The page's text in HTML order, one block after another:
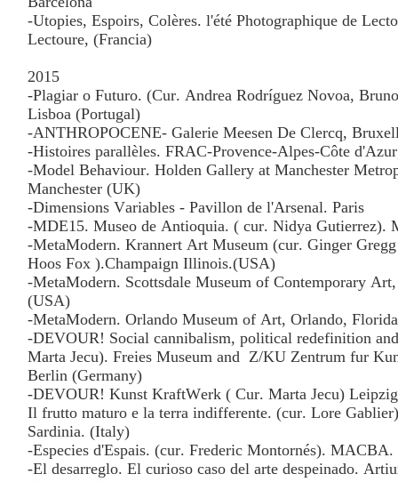
-Utopies, Espoirs, Colères. l'été Photographique de
Lectoure, (Francia)
2015
-Plagiar o Futuro. (Cur. Andrea Rodríguez Novoa,
Lisboa (Portugal)
-ANTHROPOCENE- Galerie Meesen De Clercq,
-Histoires parallèles. FRAC-Provence-Alpes-Côte
-Model Behaviour. Holden Gallery at Manchester
Manchester (UK)
-Dimensions Variables - Pavillon de l'Arsenal. Paris
-MDE15. Museo de Antioquia. ( cur. Nidya Gutierrez).
-MetaModern. Krannert Art Museum (cur. Ginger
Hoos Fox ).Champaign Illinois.(USA)
-MetaModern. Scottsdale Museum of Contemporary
(USA)
-MetaModern. Orlando Museum of Art, Orlando,
-DEVOUR! Social cannibalism, political redefinition
Marta Jecu). Freies Museum and Z/KU Zentrum fur
Berlin (Germany)
-DEVOUR! Kunst KraftWerk ( Cur. Marta Jecu)
Il frutto maturo e la terra indifferente. (cur. Lore
Sardinia. (Italy)
-Especies d'Espais. (cur. Frederic Montornés). MACBA.
-El desarreglo. El curioso caso del arte despeinado.